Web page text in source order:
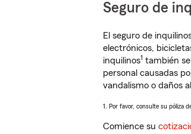
Seguro de
El seguro de
electrónicos,
inquilinos1 también
personal causadas
vandalismo o daños
1. Por favor, consulte su póliza
Comience su